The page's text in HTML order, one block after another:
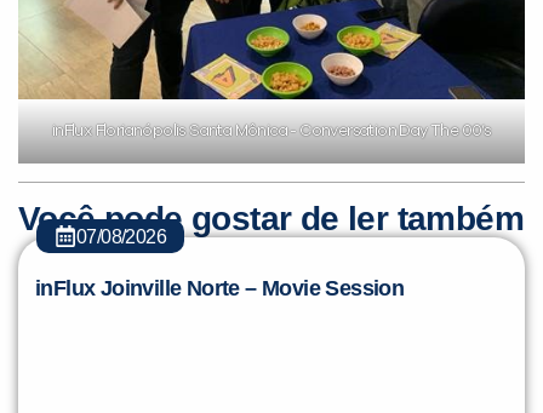
inFlux Florianópolis Santa Mônica - Conversation Day The 00’s
Você pode gostar de ler também
07/08/2026
inFlux Joinville Norte – Movie Session